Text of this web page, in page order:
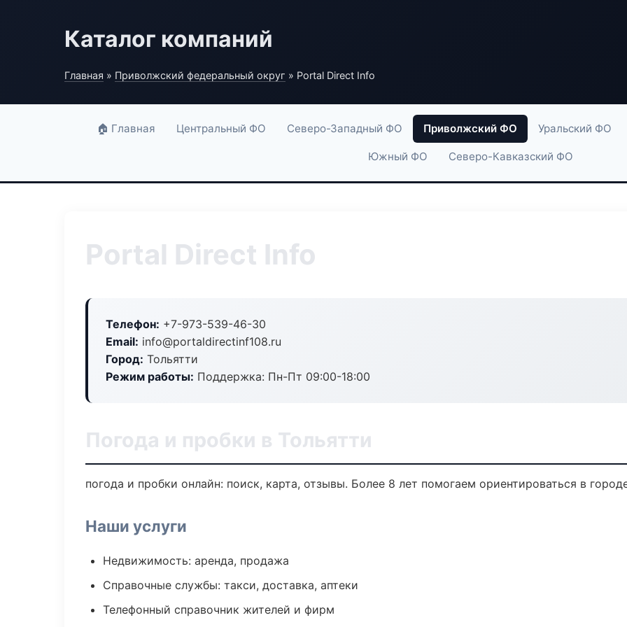
Каталог компаний
Главная » Приволжский федеральный округ » Portal Direct Info
🏠 Главная Центральный ФО Северо-Западный ФО Приволжский ФО Уральский ФО
Южный ФО Северо-Кавказский ФО
Portal Direct Info
Телефон: +7-973-539-46-30
Email: info@portaldirectinf108.ru
Город: Тольятти
Режим работы: Поддержка: Пн-Пт 09:00-18:00
Погода и пробки в Тольятти
погода и пробки онлайн: поиск, карта, отзывы. Более 8 лет помогаем ориентироваться в
Наши услуги
Недвижимость: аренда, продажа
Справочные службы: такси, доставка, аптеки
Телефонный справочник жителей и фирм